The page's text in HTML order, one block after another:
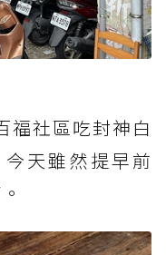
福社區吃封神白
天雖然提早前